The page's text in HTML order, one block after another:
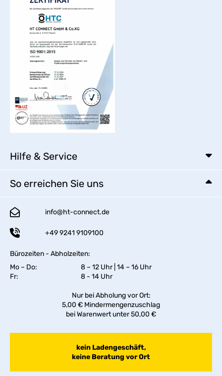
Hilfe & Service
So erreichen Sie uns
info@ht-connect.de
+49 9241 9109100
Bürozeiten - Abholzeiten:
Mo – Do:
8 – 12 Uhr | 14 – 16 Uhr
Fr:
8 - 14 Uhr
Nur bei Abholung vor Ort:
5,00 € Mindermengenzuschlag
bei Warenwert unter 50,00 €
kein Ladengeschäft,
keine Beratung vor Ort